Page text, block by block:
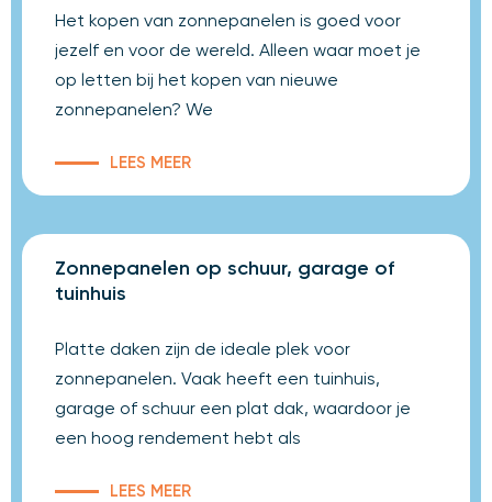
Het kopen van zonnepanelen is goed voor
jezelf en voor de wereld. Alleen waar moet je
op letten bij het kopen van nieuwe
zonnepanelen? We
LEES MEER
Zonnepanelen op schuur, garage of
tuinhuis
Platte daken zijn de ideale plek voor
zonnepanelen. Vaak heeft een tuinhuis,
garage of schuur een plat dak, waardoor je
een hoog rendement hebt als
LEES MEER